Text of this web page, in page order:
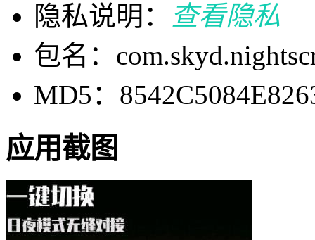
隐私说明：
查看隐私
包名：
MD5：
应用截图